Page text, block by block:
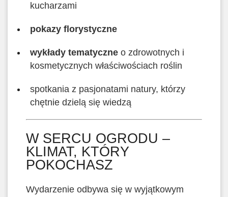
kucharzami
pokazy florystyczne
wykłady tematyczne o zdrowotnych i
kosmetycznych właściwościach roślin
spotkania z pasjonatami natury, którzy
chętnie dzielą się wiedzą
W SERCU OGRODU –
KLIMAT, KTÓRY
POKOCHASZ
Wydarzenie odbywa się w wyjątkowym